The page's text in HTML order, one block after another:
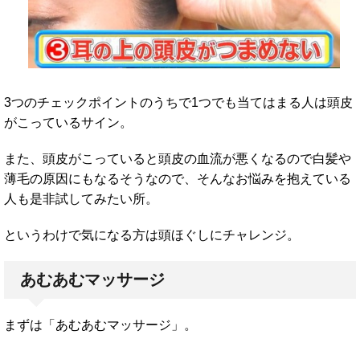
3つのチェックポイントのうちで1つでも当てはまる人は頭皮
がこっているサイン。
また、頭皮がこっていると頭皮の血流が悪くなるので白髪や
薄毛の原因にもなるそうなので、そんなお悩みを抱えている
人も是非試してみたい所。
というわけで気になる方は頭ほぐしにチャレンジ。
あむあむマッサージ
まずは「あむあむマッサージ」。